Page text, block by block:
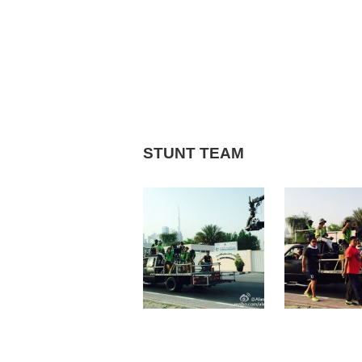
STUNT TEAM